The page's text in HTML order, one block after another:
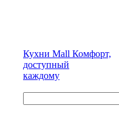
Кухни Mall Комфорт,
доступный
каждому